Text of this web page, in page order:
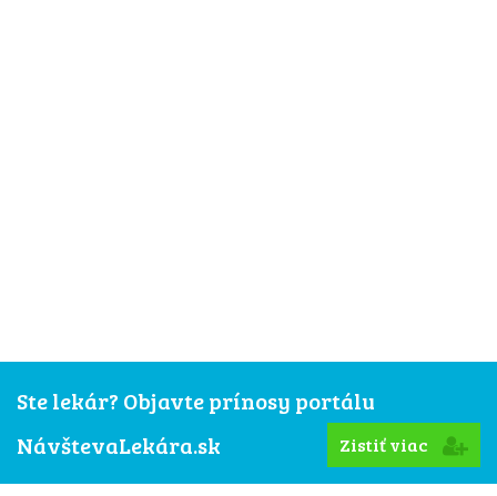
Ste lekár? Objavte prínosy portálu
NávštevaLekára.sk
Zistiť viac